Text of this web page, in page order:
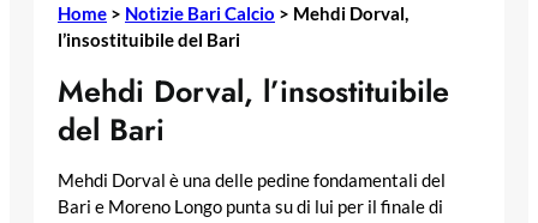
Home > Notizie Bari Calcio > Mehdi Dorval,
l’insostituibile del Bari
Mehdi Dorval, l’insostituibile
del Bari
Mehdi Dorval è una delle pedine fondamentali del
Bari e Moreno Longo punta su di lui per il finale di